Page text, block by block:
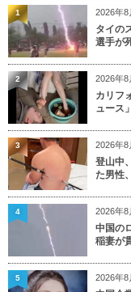
2026年8
タイの
選手が
1
2026年8
カリフ
ュース
2
2026年8
登山中
た男性
3
2026年8
中国の
稲妻が
4
2026年8
5